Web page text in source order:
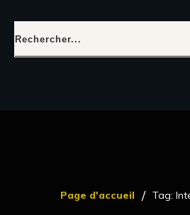
Page d'accueil / Tag: